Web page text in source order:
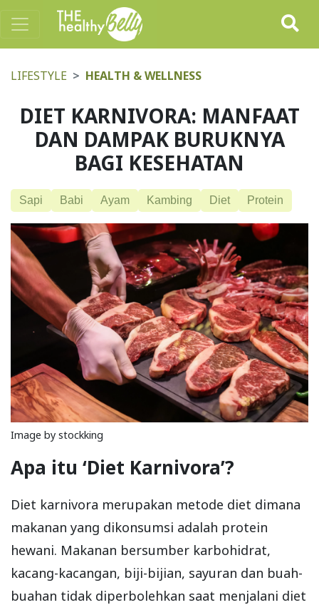
LIFESTYLE HEALTH & WELLNESS
DIET KARNIVORA: MANFAAT
DAN DAMPAK BURUKNYA
BAGI KESEHATAN
Sapi Babi Ayam Kambing Diet Protein
Image by stockking
Apa itu ‘Diet Karnivora’?
Diet karnivora merupakan metode diet dimana
makanan yang dikonsumsi adalah protein
hewani. Makanan bersumber karbohidrat,
kacang-kacangan, biji-bijian, sayuran dan buah-
buahan tidak diperbolehkan saat menjalani diet